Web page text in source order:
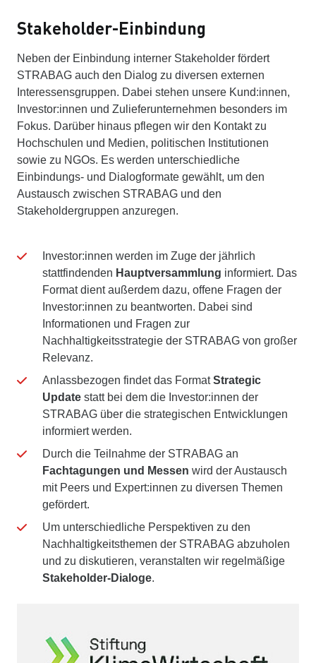
Stakeholder-Einbindung
Neben der Einbindung interner Stakeholder fördert
STRABAG auch den Dialog zu diversen externen
Interessensgruppen. Dabei stehen unsere Kund:innen,
Investor:innen und Zulieferunternehmen besonders im
Fokus. Darüber hinaus pflegen wir den Kontakt zu
Hochschulen und Medien, politischen Institutionen
sowie zu NGOs. Es werden unterschiedliche
Einbindungs- und Dialogformate gewählt, um den
Austausch zwischen STRABAG und den
Stakeholdergruppen anzuregen.
Investor:innen werden im Zuge der jährlich
stattfindenden Hauptversammlung informiert. Das
Format dient außerdem dazu, offene Fragen der
Investor:innen zu beantworten. Dabei sind
Informationen und Fragen zur
Nachhaltigkeitsstrategie der STRABAG von großer
Relevanz.
Anlassbezogen findet das FormatStrategic
Update statt bei dem die Investor:innen der
STRABAG über die strategischen Entwicklungen
informiert werden.
Durch die Teilnahme der STRABAG an
Fachtagungen und Messen wird der Austausch
mit Peers und Expert:innen zu diversen Themen
gefördert.
Um unterschiedliche Perspektiven zu den
Nachhaltigkeitsthemen der STRABAG abzuholen
und zu diskutieren, veranstalten wir regelmäßige
Stakeholder-Dialoge.